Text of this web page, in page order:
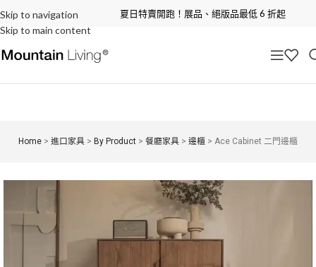
Skip to navigation
Skip to main content
夏日特賣開跑！展品、絕版品最低 6 折起
Home> 進口家具> By Product> 餐廳家具> 邊櫃> Ace Cabinet 二門邊櫃